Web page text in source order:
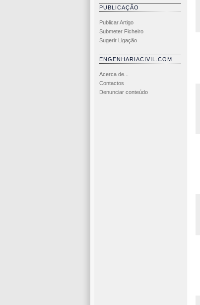
PUBLICAÇÃO
Publicar Artigo
Submeter Ficheiro
Sugerir Ligação
ENGENHARIACIVIL.COM
Acerca de...
Contactos
Denunciar conteúdo